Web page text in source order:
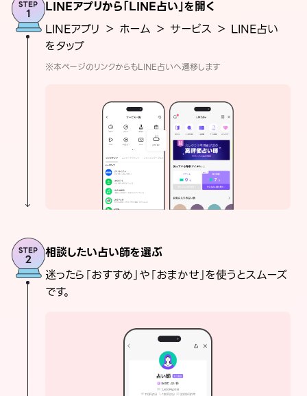
LINEアプリから「LINE占い」を開く
LINEアプリ ＞ ホーム ＞ サービス ＞ LINE占い
をタップ
※本ページのリンクからもLINE占いへ遷移します
相談したい占い師を選ぶ
迷ったら「おすすめ」や「おまかせ」を使うとスムーズ
です。